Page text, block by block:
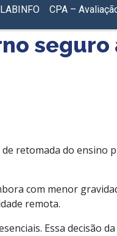
CPA –
seguro
retomada do ensino
com menor
remota.
Essa decisão